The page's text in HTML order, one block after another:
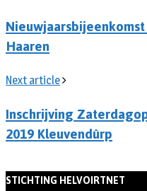
Haaren
Next article
Inschrijving
2019 Kleuvendûrp
STICHTING HELVOIRTNET